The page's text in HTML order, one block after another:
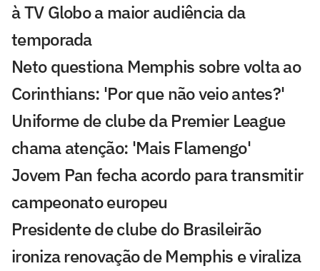
à TV Globo a maior audiência da
temporada
Neto questiona Memphis sobre volta ao
Corinthians: 'Por que não veio antes?'
Uniforme de clube da Premier League
chama atenção: 'Mais Flamengo'
Jovem Pan fecha acordo para transmitir
campeonato europeu
Presidente de clube do Brasileirão
ironiza renovação de Memphis e viraliza